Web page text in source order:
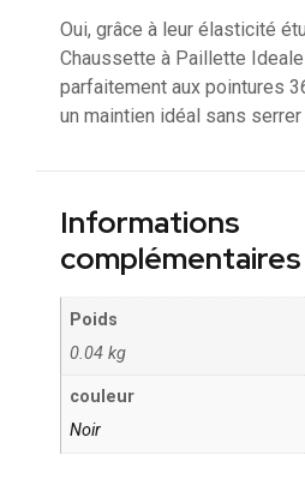
Oui, grâce à leur élasticité
Chaussette à Paillette Ideale
parfaitement aux pointures
un maintien idéal sans
Informations
complémentaires
Poids
0.04 kg
couleur
Noir